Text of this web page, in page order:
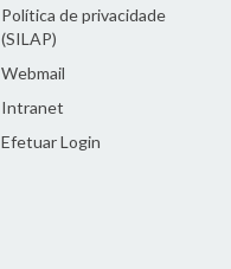
Política de privacidade
(SILAP)
Webmail
Intranet
Efetuar Login